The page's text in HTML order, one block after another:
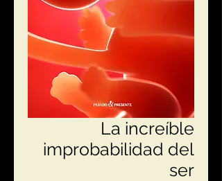
La increíble
improbabilidad del
ser